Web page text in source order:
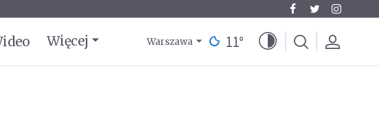
Więcej Warszawa 11°